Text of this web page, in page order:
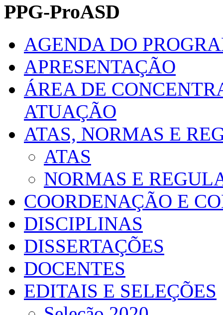
PPG-ProASD
AGENDA DO
APRESENTAÇÃO
ÁREA DE
ATUAÇÃO
ATAS, NORMAS E
ATAS
NORMAS E
COORDENAÇÃO E
DISCIPLINAS
DISSERTAÇÕES
DOCENTES
EDITAIS E SELEÇÕES